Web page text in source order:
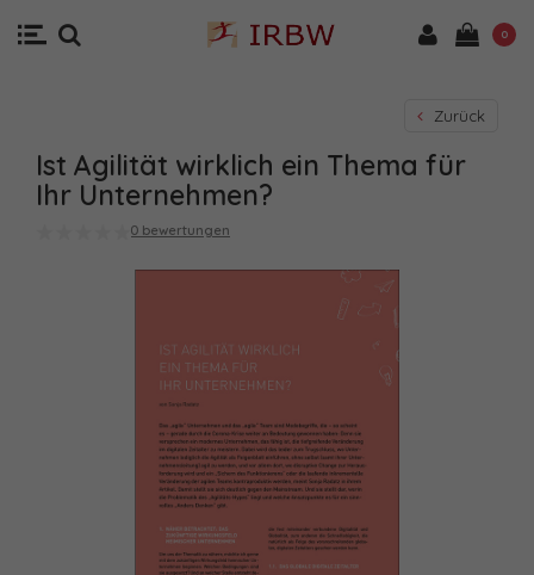
0
Zurück
Ist Agilität wirklich ein Thema für
Ihr Unternehmen?
0 bewertungen